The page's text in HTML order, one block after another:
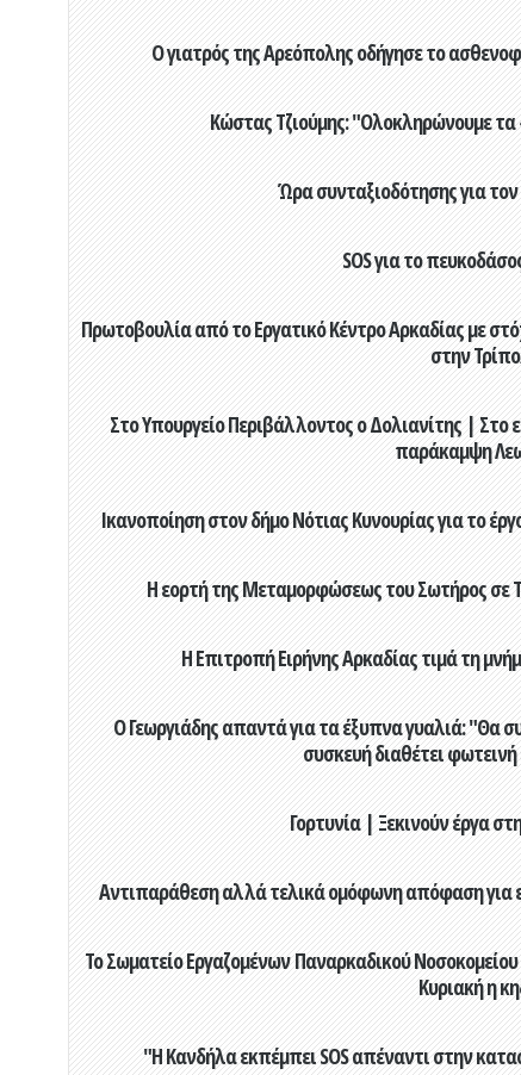
Ο γιατρός της Αρεόπολης οδήγησε το
Κώστας Τζιούμης: "Ολοκληρώνουμε
Ώρα συνταξιοδότησης για
SOS για το
Πρωτοβουλία από το Εργατικό Κέντρο Αρκαδίας με
στην
Στο Υπουργείο Περιβάλλοντος ο Δολιανίτης | Στο
παράκαμψη
Ικανοποίηση στον δήμο Νότιας Κυνουρίας για το
Η εορτή της Μεταμορφώσεως του Σωτήρος σε
Η Επιτροπή Ειρήνης Αρκαδίας τιμά τη
Ο Γεωργιάδης απαντά για τα έξυπνα γυαλιά: "Θα
συσκευή διαθέτει
Γορτυνία | Ξεκινούν έργα
Αντιπαράθεση αλλά τελικά ομόφωνη απόφαση για
Το Σωματείο Εργαζομένων Παναρκαδικού
Κυριακή η
"Η Κανδήλα εκπέμπει SOS απέναντι στην